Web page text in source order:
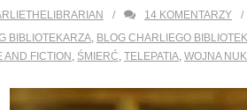
14 KOMENTARZY
BIBLIOTEKARZA, BLOG CHARLIEGO
AND FICTION , ŚMIERĆ, TELEPATIA, WOJNA